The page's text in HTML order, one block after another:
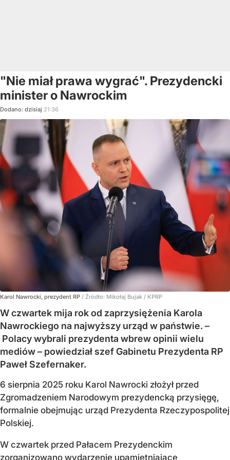
"Nie miał prawa wygrać". Prezydencki
minister o Nawrockim
Dodano: dzisiaj 21:36
Karol Nawrocki, prezydent RP / Źródło: Mikołaj Bujak / KPRP
W czwartek mija rok od zaprzysiężenia Karola
Nawrockiego na najwyższy urząd w państwie. –
Polacy wybrali prezydenta wbrew opinii wielu
mediów – powiedział szef Gabinetu Prezydenta RP
Paweł Szefernaker.
6 sierpnia 2025 roku Karol Nawrocki złożył przed
Zgromadzeniem Narodowym prezydencką przysięgę,
formalnie obejmując urząd Prezydenta Rzeczypospolitej
Polskiej.
W czwartek przed Pałacem Prezydenckim
zorganizowano wydarzenie upamiętniające